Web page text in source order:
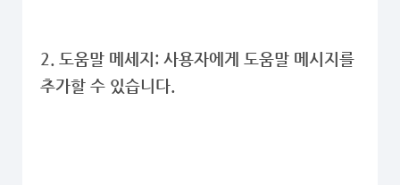
2. 도움말 메세지: 사용자에게 도움말 메시지를
추가할 수 있습니다.